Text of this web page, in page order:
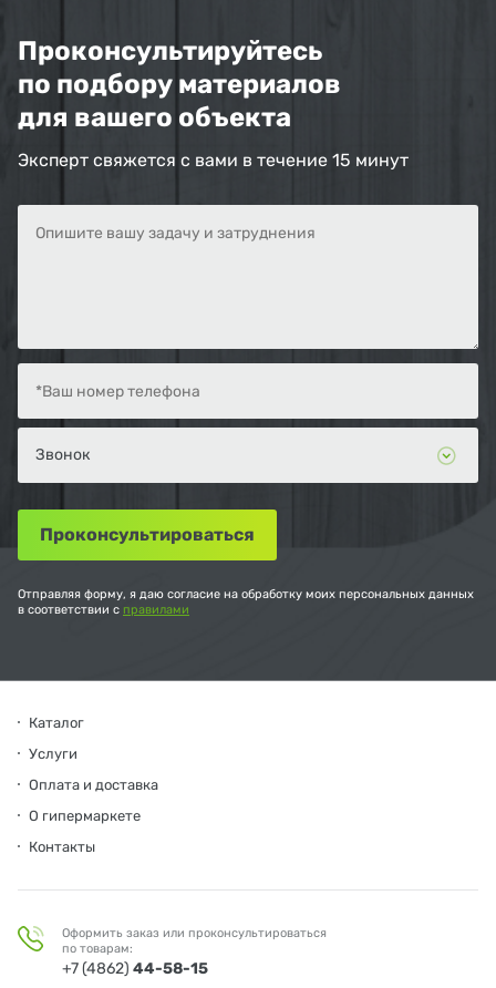
Проконсультируйтесь
по подбору материалов
для вашего объекта
Эксперт свяжется с вами в течение 15 минут
Отправляя форму, я даю согласие на обработку моих персональных данных
в соответствии с правилами
Каталог
Услуги
Оплата и доставка
О гипермаркете
Контакты
Оформить заказ или проконсультироваться
по товарам:
+7 (4862) 44-58-15